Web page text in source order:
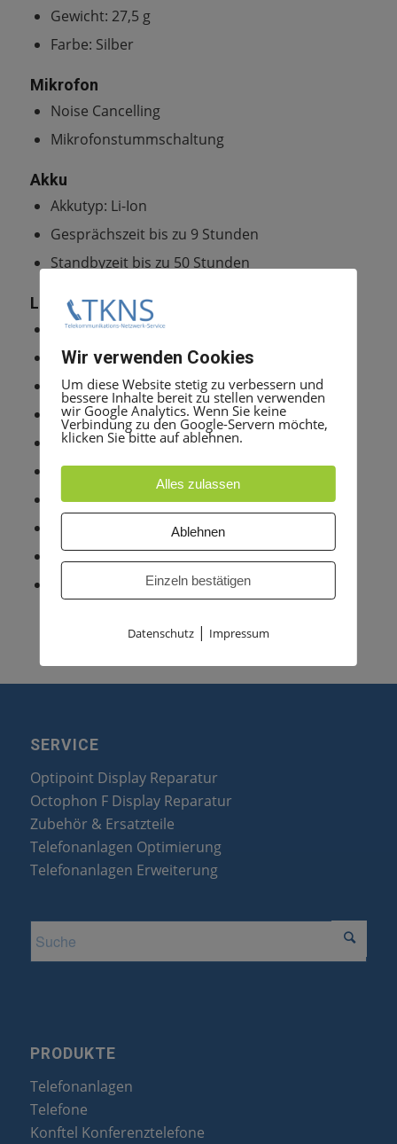
Gewicht: 27,5 g
Farbe: Silber
Mikrofon
Noise Cancelling
Mikrofonstummschaltung
Akku
Akkutyp: Li-Ion
Gesprächszeit bis zu 9 Stunden
Standbyzeit bis zu 50 Stunden
Lieferumfang
Headset mit vorinstalliertem Akku
Basisstation
4x Ohrhaken und 1 x Schaumstoffkissen
Überkopfbügel
Netzteil
Anschlusskabel
Bedienungsanleitung
Garantieinformationen
Sicherheitshinweise
Hinterkopfbügel optional(nicht im
SERVICE
Optipoint Display Reparatur
Octophon F Display Reparatur
Zubehör & Ersatzteile
Telefonanlagen Optimierung
Telefonanlagen Erweiterung
PRODUKTE
Telefonanlagen
Telefone
Konftel Konferenztelefone
Wir verwenden Cookies
Um diese Website stetig zu verbessern und
bessere Inhalte bereit zu stellen verwenden
wir Google Analytics. Wenn Sie keine
Verbindung zu den Google-Servern möchte,
klicken Sie bitte auf ablehnen.
Alles zulassen
Ablehnen
Einzeln bestätigen
Datenschutz| Impressum